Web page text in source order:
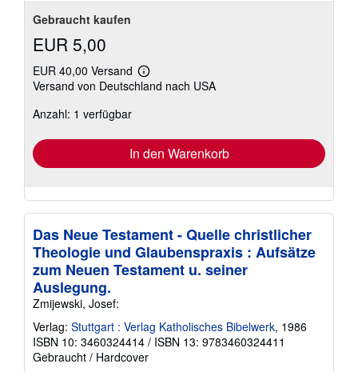
Gebraucht kaufen
EUR 5,00
EUR 40,00 Versand
Weitere
Informationen
Versand von Deutschland nach USA
Anzahl: 1 verfügbar
In den Warenkorb
Das Neue Testament - Quelle christlicher
Theologie und Glaubenspraxis : Aufsätze
zum Neuen Testament u. seiner
Auslegung.
Zmijewski, Josef:
Verlag: Stuttgart : Verlag Katholisches Bibelwerk, 1986
ISBN 10: 3460324414 / ISBN 13: 9783460324411
Gebraucht / Hardcover